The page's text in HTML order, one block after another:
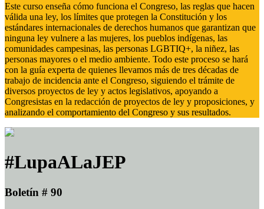
Este curso enseña cómo funciona el Congreso, las reglas que hacen
válida una ley, los límites que protegen la Constitución y los
estándares internacionales de derechos humanos que garantizan que
ninguna ley vulnere a las mujeres, los pueblos indígenas, las
comunidades campesinas, las personas LGBTIQ+, la niñez, las
personas mayores o el medio ambiente. Todo este proceso se hará
con la guía experta de quienes llevamos más de tres décadas de
trabajo de incidencia ante el Congreso, siguiendo el trámite de
diversos proyectos de ley y actos legislativos, apoyando a
Congresistas en la redacción de proyectos de ley y proposiciones, y
analizando el comportamiento del Congreso y sus resultados.
#LupaALaJEP
Boletín # 90